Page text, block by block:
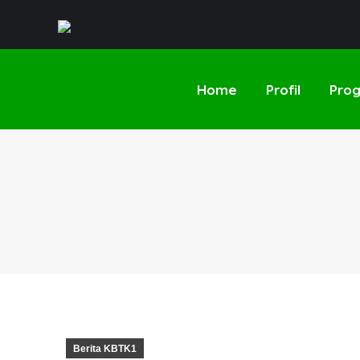
Home Profil
Berita KBTK1